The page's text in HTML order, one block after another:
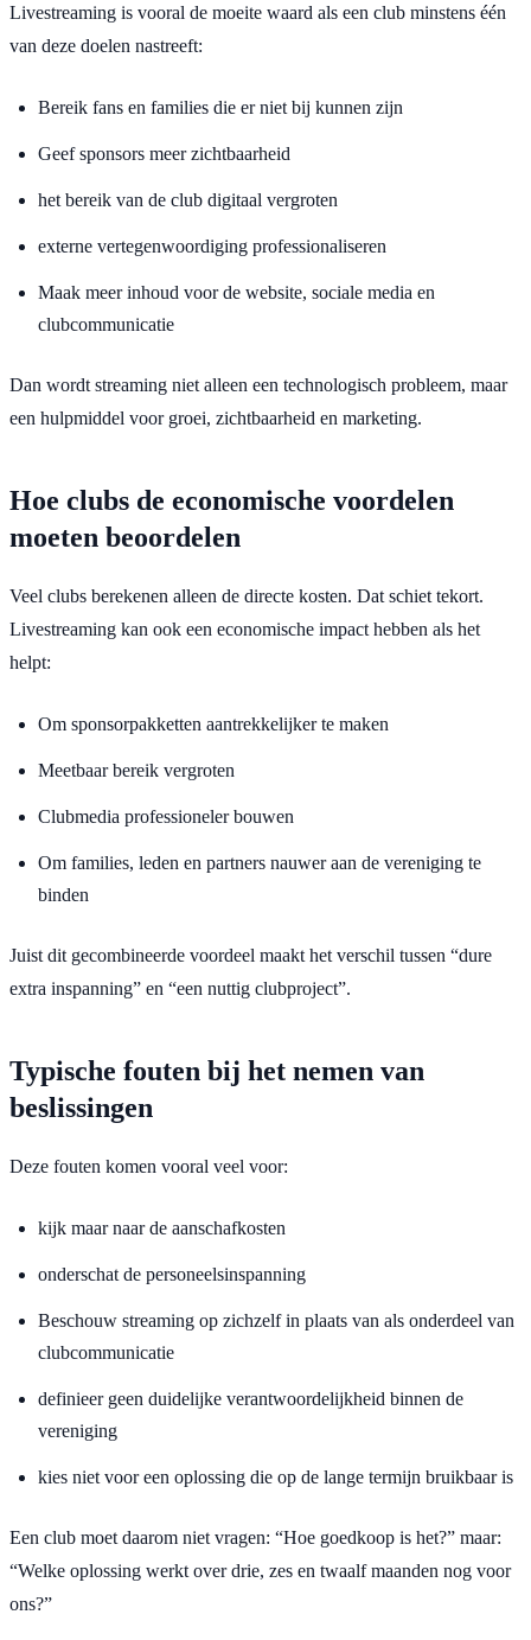
Livestreaming is vooral de moeite waard als een club minstens één
van deze doelen nastreeft:
Bereik fans en families die er niet bij kunnen zijn
Geef sponsors meer zichtbaarheid
het bereik van de club digitaal vergroten
externe vertegenwoordiging professionaliseren
Maak meer inhoud voor de website, sociale media en
clubcommunicatie
Dan wordt streaming niet alleen een technologisch probleem, maar
een hulpmiddel voor groei, zichtbaarheid en marketing.
Hoe clubs de economische voordelen
moeten beoordelen
Veel clubs berekenen alleen de directe kosten. Dat schiet tekort.
Livestreaming kan ook een economische impact hebben als het
helpt:
Om sponsorpakketten aantrekkelijker te maken
Meetbaar bereik vergroten
Clubmedia professioneler bouwen
Om families, leden en partners nauwer aan de vereniging te
binden
Juist dit gecombineerde voordeel maakt het verschil tussen “dure
extra inspanning” en “een nuttig clubproject”.
Typische fouten bij het nemen van
beslissingen
Deze fouten komen vooral veel voor:
kijk maar naar de aanschafkosten
onderschat de personeelsinspanning
Beschouw streaming op zichzelf in plaats van als onderdeel van
clubcommunicatie
definieer geen duidelijke verantwoordelijkheid binnen de
vereniging
kies niet voor een oplossing die op de lange termijn bruikbaar is
Een club moet daarom niet vragen: “Hoe goedkoop is het?” maar:
“Welke oplossing werkt over drie, zes en twaalf maanden nog voor
ons?”